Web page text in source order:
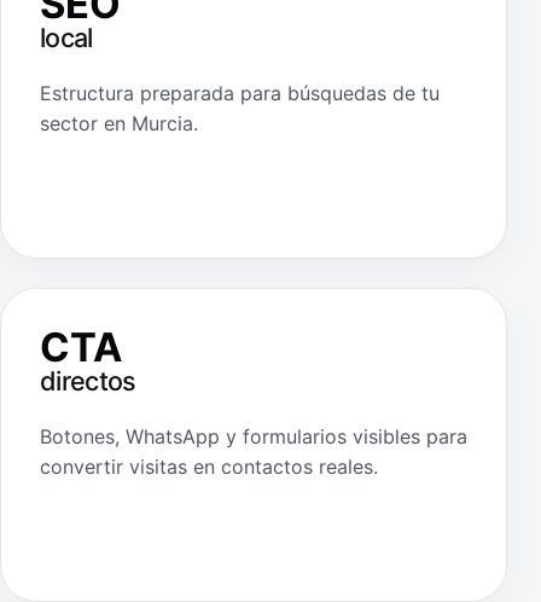
local
Estructura preparada para búsquedas de tu
sector en Murcia.
CTA
directos
Botones, WhatsApp y formularios visibles para
convertir visitas en contactos reales.